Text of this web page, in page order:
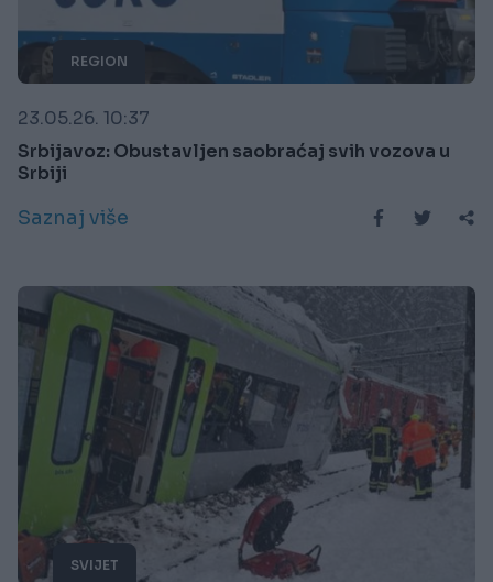
REGION
23.05.26. 10:37
Srbijavoz: Obustavljen saobraćaj svih vozova u
Srbiji
Saznaj više
SVIJET